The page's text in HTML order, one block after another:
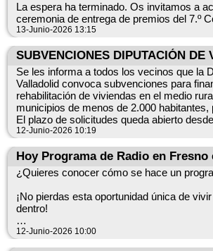
¡Anímate a disfrutar del teatro y a
causa!
La espera ha terminado. Os invitamos a
ceremonia de entrega de premios del 7.º
Cortos y Poesías, una iniciativa que
de todas las edades.
Domingo, 14 de junio20:00 horasSalón de
Ayuntamiento de Fresno el Viejo
Será una tarde especial para reconocer el
inspiración de quienes han compartido sus
en esta séptima edición.
¡Enhorabuena a todas las personas
suerte a los premiados!
#FresnoElViejo #RelatosCortos #Poesía
#TalentoLocal #ViveLaCultura
13-Junio-2026 13:15
SUBVENCIONES DIPUTACIÓN DE
Se les informa a todos los vecinos que la
Valladolid convoca subvenciones para
rehabilitación de viviendas en el medio
municipios de menos de 2.000 habitantes,
El plazo de solicitudes queda abierto
de diciembre de 2026.
Así mismo también convoca ayudas
personas residentes en municipios de la
de 20.000 habitantes destinadas a la
conciliación de la vida familiar o laboral,
Más información en el ayuntamiento. (Mª
12-Junio-2026 10:19
Hoy Programa de Radio en Fresno
¿Quieres conocer cómo se hace un
¡No pierdas esta oportunidad única de
dentro!
El próximo viernes 12 de junio, el
12-Junio-2026 10:00